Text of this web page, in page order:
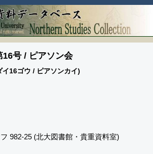
16号 / ピアソン会
16ゴウ / ピアソンカイ)
982-25 (北大図書館・貴重資料室)